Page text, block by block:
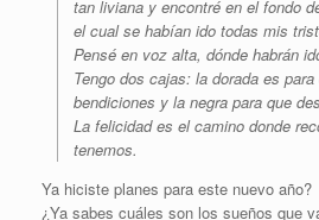
tan liviana y encontré en el fondo
el cual se habían ido todas mis
Pensé en voz alta, dónde habrán
Tengo dos cajas: la dorada es
bendiciones y la negra para que
La felicidad es el camino donde
tenemos.
Ya hiciste planes para este nuevo año?
¿Ya sabes cuáles son los sueños que